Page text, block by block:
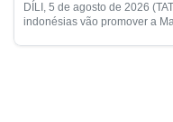
DÍLI, 5 de agosto de 2026
indonésias vão promover a